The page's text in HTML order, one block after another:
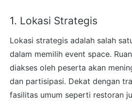
1. Lokasi Strategis
Lokasi strategis adalah salah
dalam memilih event space.
diakses oleh peserta akan
dan partisipasi. Dekat dengan
fasilitas umum seperti restoran